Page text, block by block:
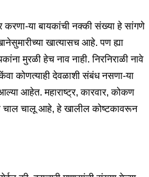
करणा-या बायकांची नक्की संख्या हे सांगणे
खात्यासच आहे. पण ह्या
मुरळी हेच नाव नाही. निरनिराळी नावे
कोणत्याही देवळाशी संबंध नसणा-या
आहेत. महाराष्ट्र, कारवार, कोकण
चाल चालू आहे, हे खालील कोष्टकावरून